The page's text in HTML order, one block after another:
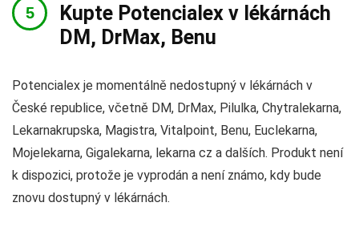
Kupte Potencialex v lékárnách
DM, DrMax, Benu
Potencialex je momentálně nedostupný v lékárnách v
České republice, včetně DM, DrMax, Pilulka, Chytralekarna,
Lekarnakrupska, Magistra, Vitalpoint, Benu, Euclekarna,
Mojelekarna, Gigalekarna, lekarna cz a dalších. Produkt není
k dispozici, protože je vyprodán a není známo, kdy bude
znovu dostupný v lékárnách.